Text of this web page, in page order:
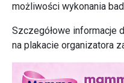
możliwości wykonania
Szczegółowe informacje
na plakacie organizatora